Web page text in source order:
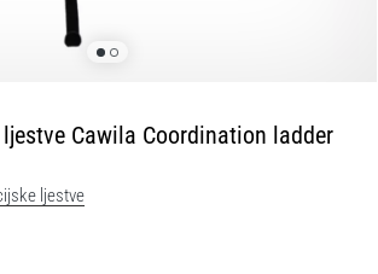
Cawila Coordination ladder
ljestve